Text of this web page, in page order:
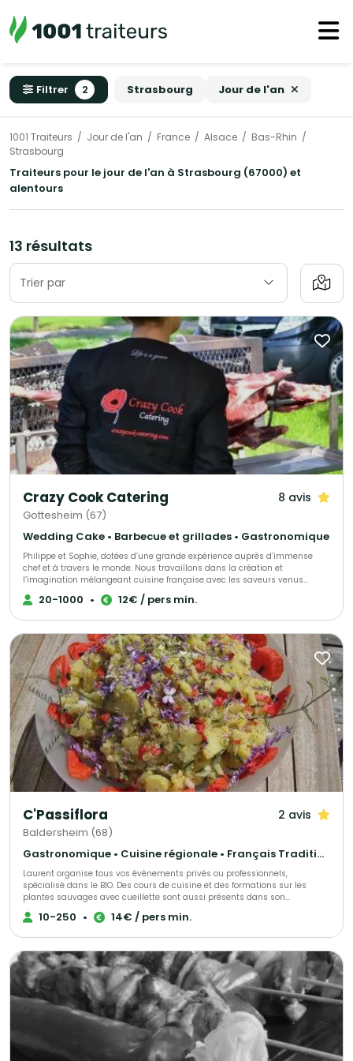
Filtrer 2 Strasbourg Jour de l'an
1001 Traiteurs Jour de l'an France Alsace
Bas-Rhin
Strasbourg
Traiteurs pour le jour de l'an à Strasbourg (67000) et
alentours
13 résultats
Trier par
Crazy Cook Catering 8 avis
Gottesheim (67)
Wedding Cake • Barbecue et grillades • Gastronomique
Philippe et Sophie, dotées d’une grande expérience auprès d’immense
chef et à travers le monde. Nous travaillons dans la création et
l’imagination mélangeant cuisine française avec les saveurs venus
d’Asie, de la Méditerranée ou de l’Orient… Nous proposons de la cuisine
faite maison avec des produits saisonniers, locaux et de qualité, nous
de plats préparés en SHOW COOKING. Nous serons à vos côtés tout au
long de la réception. Que des produits sains et non venus de l’industrie.
Nous acceptons n’importe quel challenge.
20-1000 • 12€ / pers min.
C'Passiflora 2 avis
Baldersheim (68)
Gastronomique • Cuisine régionale • Français Traditionnel
Laurent organise tous vos événements privés ou professionnels,
spécialisé dans le BIO. Des cours de cuisine et des formations sur les
plantes sauvages avec cueillette sont aussi présents dans son
programme Chef à domicile avec un repas fait sur demande
10-250 • 14€ / pers min.